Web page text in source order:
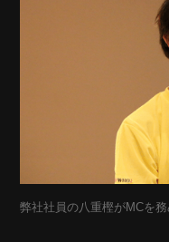
弊社社員の八重樫がMCを